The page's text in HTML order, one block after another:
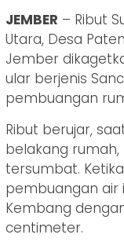
JEMBER – Ribut
Utara, Desa
Jember
ular berjenis
pembuangan
Ribut berujar,
belakang
tersumbat.
pembuangan air
Kembang
centimeter.